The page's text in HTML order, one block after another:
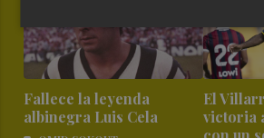
Fallece la leyenda
albinegra Luis Cela
El
victoria